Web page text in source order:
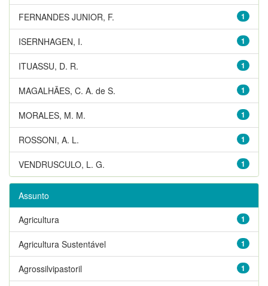
1
FERNANDES JUNIOR, F.
1
ISERNHAGEN, I.
1
ITUASSU, D. R.
1
MAGALHÃES, C. A. de S.
1
MORALES, M. M.
1
ROSSONI, A. L.
1
VENDRUSCULO, L. G.
Assunto
1
Agricultura
1
Agricultura Sustentável
1
Agrossilvipastoril